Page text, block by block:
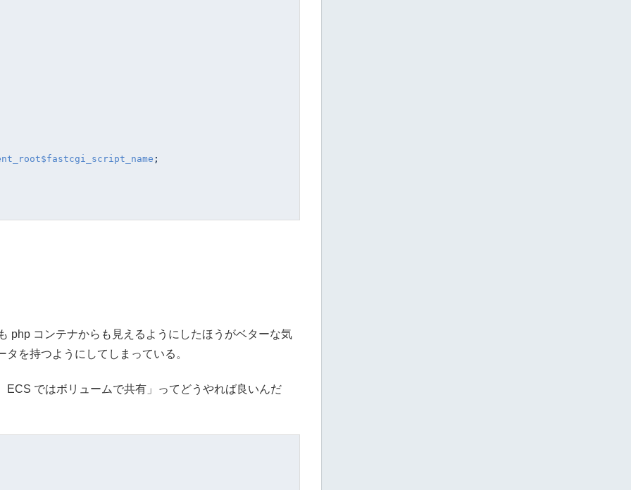
$fastcgi_script_name ;
php コンテナからも見えるようにしたほうがベターな気
を持つようにしてしまっている。
ではボリュームで共有」ってどうやれば良いんだ